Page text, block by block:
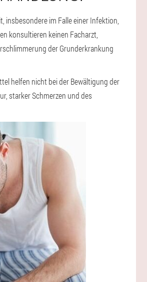
im Falle einer Infektion,
konsultieren keinen Facharzt,
der Grunderkrankung
helfen nicht bei der Bewältigung der
starker Schmerzen und des